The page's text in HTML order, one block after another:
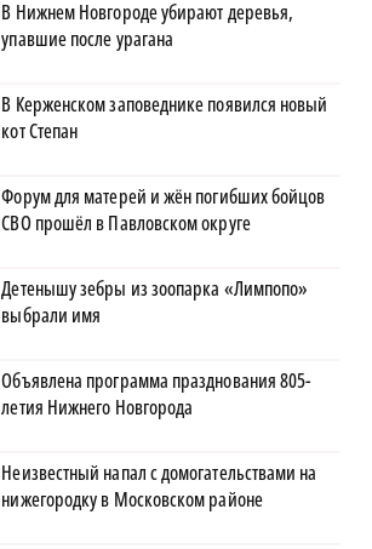
В Нижнем Новгороде убирают деревья,
упавшие после урагана
В Керженском заповеднике появился новый
кот Степан
Форум для матерей и жён погибших бойцов
СВО прошёл в Павловском округе
Детенышу зебры из зоопарка «Лимпопо»
выбрали имя
Объявлена программа празднования 805-
летия Нижнего Новгорода
Неизвестный напал с домогательствами на
нижегородку в Московском районе